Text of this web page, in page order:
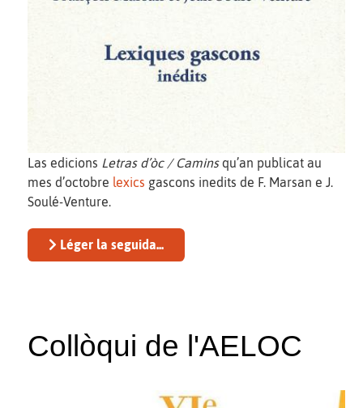
Las edicions Letras d’òc / Caminsqu’an publicat au
mes d’octobre lexics gascons inedits de F. Marsan e J.
Soulé-Venture.
Léger la seguida...
Collòqui de l'AELOC